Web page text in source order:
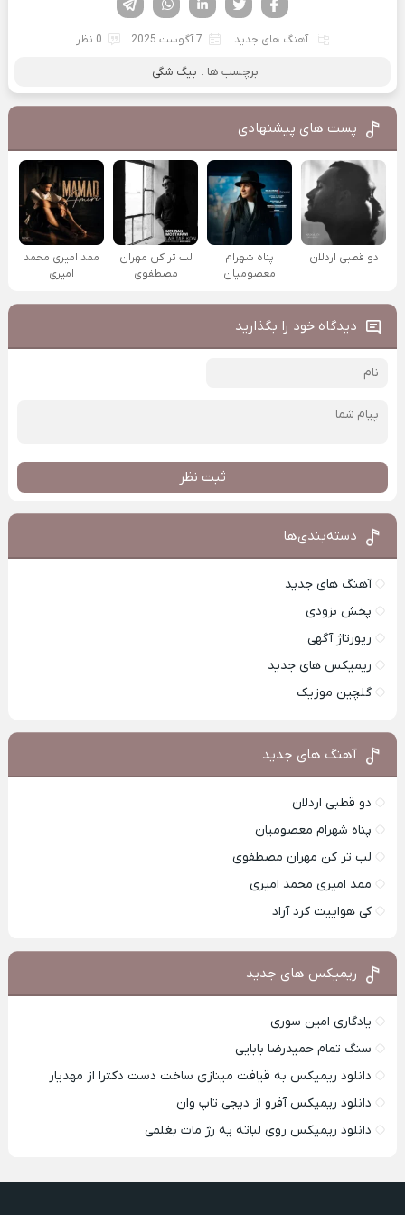
آهنگ های جدید 7 آگوست 2025 0 نظر
برچسب ها : بیگ شگی
پست های پیشنهادی
دو قطبی اردلان
پناه شهرام
معصومیان
لب تر کن مهران
مصطفوی
ممد امیری محمد
امیری
دیدگاه خود را بگذارید
ثبت نظر
دسته‌بندی‌ها
آهنگ های جدید
پخش بزودی
رپورتاژ آگهی
ریمیکس های جدید
گلچین موزیک
آهنگ های جدید
دو قطبی اردلان
پناه شهرام معصومیان
لب تر کن مهران مصطفوی
ممد امیری محمد امیری
کی هواییت کرد آراد
ریمیکس های جدید
یادگاری امین سوری
سنگ تمام حمیدرضا بابایی
دانلود ریمیکس به قیافت مینازی ساخت دست دکترا از مهدیار
دانلود ریمیکس آفرو از ديجی تاپ وان
دانلود ریمیکس روی لباته یه رژ مات بغلمی